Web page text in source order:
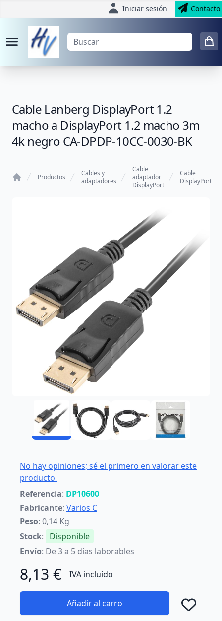
Iniciar sesión Contacto
Cable Lanberg DisplayPort 1.2
macho a DisplayPort 1.2 macho 3m
4k negro CA-DPDP-10CC-0030-BK
Productos
Cables y
adaptadores
Cable
adaptador
DisplayPort
Cable
DisplayPort
No hay opiniones; sé el primero en valorar este
producto.
Referencia: DP10600
Fabricante: Varios C
Peso: 0,14 Kg
Stock:
Disponible
Envío: De 3 a 5 días laborables
8,13 € IVA incluído
Añadir al carro